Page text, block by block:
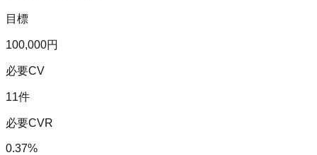
目標
100,000円
必要CV
11件
必要CVR
0.37%